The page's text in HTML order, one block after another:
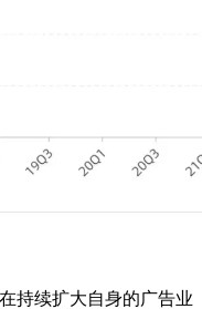
持续扩大自身的广告业